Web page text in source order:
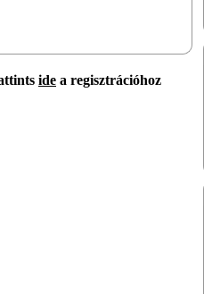
ide a regisztrációhoz